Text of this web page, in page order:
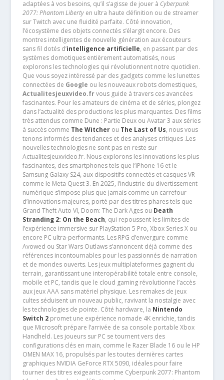
adaptées à vos besoins, qu’il s’agisse de jouer à Cyberpunk
2077: Phantom Libertyen ultra haute définition ou de streamer
sur Twitch avec une fluidité parfaite. Côté innovation,
l’écosystème des objets connectés s’élargit encore. Des
montres intelligentes de nouvelle génération aux écouteurs
sans fil dotés d’intelligence artificielle, en passant par des
systèmes domotiques entièrement automatisés, nous
explorons les technologies qui révolutionnent notre quotidien.
Que vous soyez intéressé par des gadgets comme les lunettes
connectées de Google ou les nouveaux robots domestiques,
Actualitesjeuxvideo.frvous guide à travers ces avancées
fascinantes. Pour les amateurs de cinéma et de séries, plongez
dans l’actualité des productions les plus marquantes. Des films
très attendus comme Dune : Partie Deux ou Avatar 3 aux séries
à succès comme The Witcherou The Last of Us, nous vous
tenons informés des tendances et des analyses critiques .Les
nouvelles technologies ne sont pas en reste sur
Actualitesjeuxvideo.fr. Nous explorons les innovations les plus
fascinantes, des smartphones tels que l’iPhone 16 et le
Samsung Galaxy S24, aux dispositifs connectés et casques VR
comme le Meta Quest 3. En 2025, l’industrie du divertissement
numérique s’impose plus que jamais comme un carrefour
d’innovations majeures, porté par des titres phares tels que
Grand Theft Auto VI, Doom: The Dark Ages ou Death
Stranding 2: On the Beach, qui repoussent les limites de
l’expérience immersive sur PlayStation 5 Pro, Xbox Series X ou
encore PC ultra-performants. Les RPG d’envergure comme
Avowed ou Star Wars Outlaws s’annoncent déjà comme des
références incontournables pour les passionnés de narration
et de mondes ouverts. Les jeux multiplateformes gagnent du
terrain, garantissant une interopérabilité totale entre console,
mobile et PC, tandis que le cloud gaming révolutionne l’accès
aux jeux AAA sans matériel physique. Les remakes de jeux
cultes séduisent un nouveau public, ravivant la nostalgie avec
les technologies de pointe. Côté hardware, la Nintendo
Switch 2promet une expérience nomade 4K enrichie, tandis
que Microsoft prépare l’arrivée de sa console portable Xbox
Handheld. Les joueurs sur PC se tournent vers des
configurations clés en main, comme le Razer Blade 16 ou le HP
OMEN MAX 16, propulsés par les toutes dernières cartes
graphiques NVIDIA GeForce RTX 5090, idéales pour faire
tourner des titres exigeants comme Cyberpunk 2077: Phantom